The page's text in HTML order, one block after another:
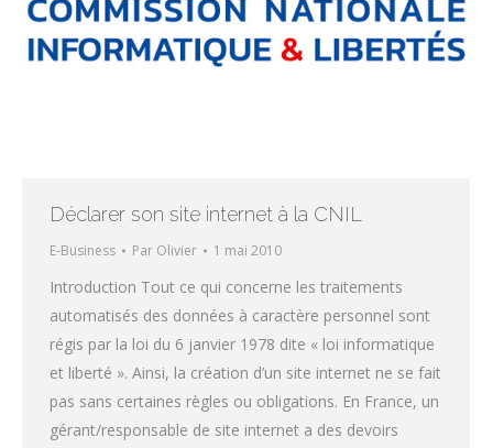
Déclarer son site internet à la CNIL
E-Business Par Olivier 1 mai 2010
Introduction Tout ce qui concerne les traitements
automatisés des données à caractère personnel sont
régis par la loi du 6 janvier 1978 dite « loi informatique
et liberté ». Ainsi, la création d’un site internet ne se fait
pas sans certaines règles ou obligations. En France, un
gérant/responsable de site internet a des devoirs